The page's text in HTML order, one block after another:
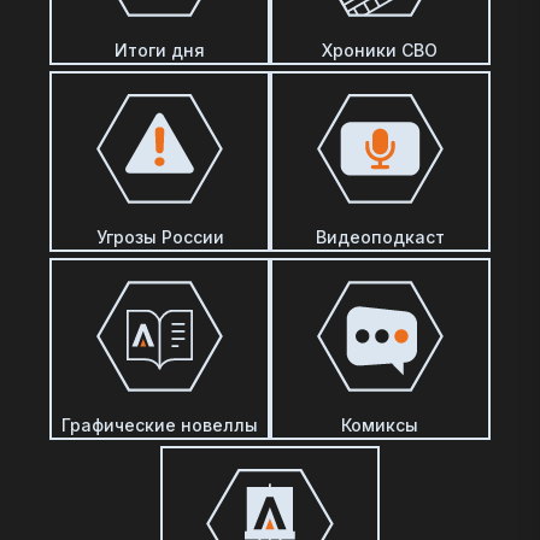
Итоги дня Хроники СВО
Угрозы России Видеоподкаст
Графические новеллы Комиксы